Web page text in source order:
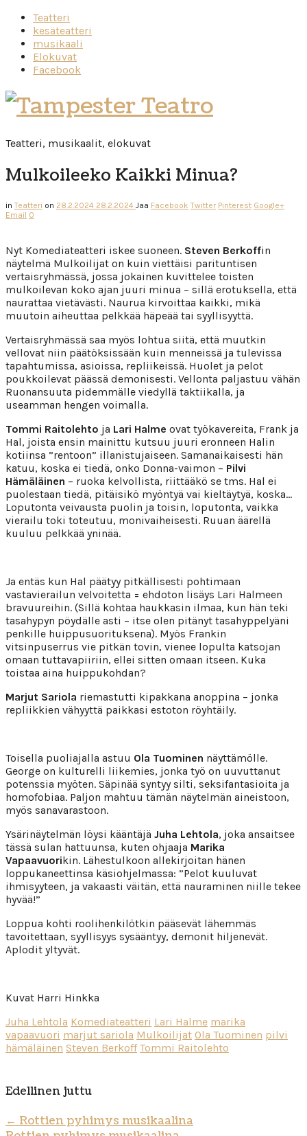
Teatteri
kesäteatteri
musikaali
Elokuvat
Facebook
Tampester
Teatro
Teatteri, musikaalit, elokuvat
Mulkoileeko Kaikki Minua?
inTeatteri on 28.2.2024 28.2.2024 Jaa Facebook Twitter Pinterest Google+
Email 0
Nyt Komediateatteri iskee suoneen. Steven Berkoffin
näytelmä Mulkoilijat on kuin viettäisi parituntisen
vertaisryhmässä, jossa jokainen kuvittelee toisten
mulkoilevan koko ajan juuri minua – sillä erotuksella, että
naurattaa vietävästi. Naurua kirvoittaa kaikki, mikä
muutoin aiheuttaa pelkkää häpeää tai syyllisyyttä.
Vertaisryhmässä saa myös lohtua siitä, että muutkin
vellovat niin päätöksissään kuin menneissä ja tulevissa
tapahtumissa, asioissa, repliikeissä. Huolet ja pelot
poukkoilevat päässä demonisesti. Vellonta paljastuu vähän
Ruonansuuta pidemmälle viedyllä taktiikalla, ja
useamman hengen voimalla.
Tommi Raitolehto ja Lari Halme ovat työkavereita, Frank ja
Hal, joista ensin mainittu kutsuu juuri eronneen Halin
kotiinsa ”rentoon” illanistujaiseen. Samanaikaisesti hän
katuu, koska ei tiedä, onko Donna-vaimon – Pilvi
Hämäläinen – ruoka kelvollista, riittääkö se tms. Hal ei
puolestaan tiedä, pitäisikö myöntyä vai kieltäytyä, koska…
Loputonta veivausta puolin ja toisin, loputonta, vaikka
vierailu toki toteutuu, monivaiheisesti. Ruuan äärellä
kuuluu pelkkää yninää.
Ja entäs kun Hal päätyy pitkällisesti pohtimaan
vastavierailun velvoitetta = ehdoton lisäys Lari Halmeen
bravuureihin. (Sillä kohtaa haukkasin ilmaa, kun hän teki
tasahypyn pöydälle asti – itse olen pitänyt tasahyppelyäni
penkille huippusuorituksena). Myös Frankin
vitsinpuserrus vie pitkän tovin, vienee lopulta katsojan
omaan tuttavapiiriin, ellei sitten omaan itseen. Kuka
toistaa aina huippukohdan?
Marjut Sariola riemastutti kipakkana anoppina – jonka
repliikkien vähyyttä paikkasi estoton röyhtäily.
Toisella puoliajalla astuu Ola Tuominen näyttämölle.
George on kulturelli liikemies, jonka työ on uuvuttanut
potenssia myöten. Säpinää syntyy silti, seksifantasioita ja
homofobiaa. Paljon mahtuu tämän näytelmän aineistoon,
myös sanavarastoon.
Ysärinäytelmän löysi kääntäjä Juha Lehtola, joka ansaitsee
tässä sulan hattuunsa, kuten ohjaaja Marika
Vapaavuorikin. Lähestulkoon allekirjoitan hänen
loppukaneettinsa käsiohjelmassa: ”Pelot kuuluvat
ihmisyyteen, ja vakaasti väitän, että nauraminen niille tekee
hyvää!”
Loppua kohti roolihenkilötkin pääsevät lähemmäs
tavoitettaan, syyllisyys sysääntyy, demonit hiljenevät.
Aplodit yltyvät.
Kuvat Harri Hinkka
Juha Lehtola Komediateatteri Lari Halme marika
vapaavuori marjut sariola Mulkoilijat Ola Tuominen pilvi
hämäläinen Steven Berkoff Tommi Raitolehto
Edellinen juttu
← Rottien pyhimys musikaalina